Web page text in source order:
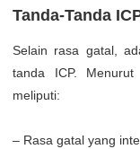
Tanda-Tanda
Selain rasa gatal,
tanda ICP. Menurut
meliputi:
– Rasa gatal yang